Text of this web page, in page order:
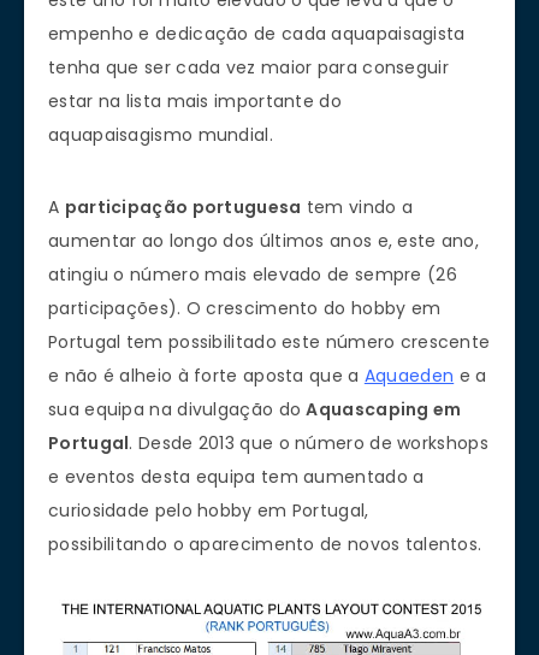
empenho e dedicação de cada aquapaisagista
tenha que ser cada vez maior para conseguir
estar na lista mais importante do
aquapaisagismo mundial.
A participação portuguesa tem vindo a
aumentar ao longo dos últimos anos e, este ano,
atingiu o número mais elevado de sempre (26
participações). O crescimento do hobby em
Portugal tem possibilitado este número crescente
e não é alheio à forte aposta que a Aquaeden e a
sua equipa na divulgação doAquascaping em
Portugal. Desde 2013 que o número de workshops
e eventos desta equipa tem aumentado a
curiosidade pelo hobby em Portugal,
possibilitando o aparecimento de novos talentos.